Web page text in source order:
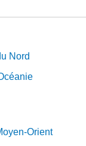
Nord
Orient